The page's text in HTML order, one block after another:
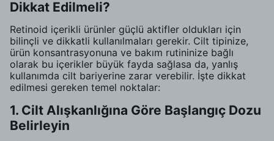
Dikkat Edilmeli?
Retinoid içerikli ürünler güçlü aktifler oldukları için
bilinçli ve dikkatli kullanılmaları gerekir. Cilt tipinize,
ürün konsantrasyonuna ve bakım rutininize bağlı
olarak bu içerikler büyük fayda sağlasa da, yanlış
kullanımda cilt bariyerine zarar verebilir. İşte dikkat
edilmesi gereken temel noktalar:
1. Cilt Alışkanlığına Göre Başlangıç Dozu
Belirleyin